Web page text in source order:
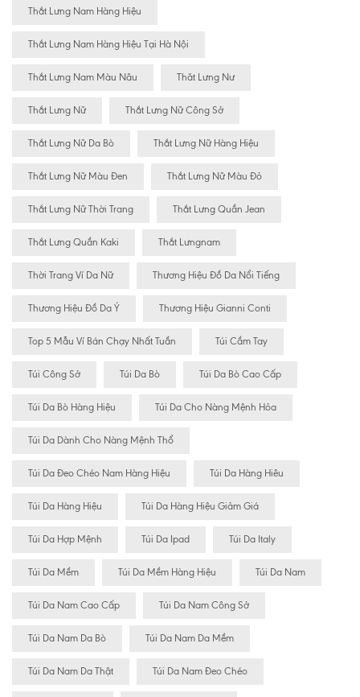
Thắt Lưng Nam Hàng Hiệu
Thắt Lưng Nam Hàng Hiệu Tại Hà Nội
Thắt Lưng Nam Màu Nâu Thăt Lưng Nư
Thắt Lưng Nữ Thắt Lưng Nữ Công Sở
Thắt Lưng Nữ Da Bò Thắt Lưng Nữ Hàng Hiệu
Thắt Lưng Nữ Màu Đen Thắt Lưng Nữ Màu Đỏ
Thắt Lưng Nữ Thời Trang Thắt Lưng Quần Jean
Thắt Lưng Quần Kaki Thắt Lưngnam
Thời Trang Ví Da Nữ Thương Hiệu Đồ Da Nổi Tiếng
Thương Hiệu Đồ Da Ý Thương Hiệu Gianni Conti
Top 5 Mẫu Ví Bán Chạy Nhất Tuần Túi Cầm Tay
Túi Công Sở Túi Da Bò Túi Da Bò Cao Cấp
Túi Da Bò Hàng Hiệu Túi Da Cho Nàng Mệnh Hỏa
Túi Da Dành Cho Nàng Mệnh Thổ
Túi Da Đeo Chéo Nam Hàng Hiệu Túi Da Hàng Hiêu
Túi Da Hàng Hiệu Túi Da Hàng Hiệu Giảm Giá
Túi Da Hợp Mệnh Túi Da Ipad Túi Da Italy
Túi Da Mềm Túi Da Mềm Hàng Hiệu Túi Da Nam
Túi Da Nam Cao Cấp Túi Da Nam Công Sở
Túi Da Nam Da Bò Túi Da Nam Da Mềm
Túi Da Nam Da Thật Túi Da Nam Đeo Chéo